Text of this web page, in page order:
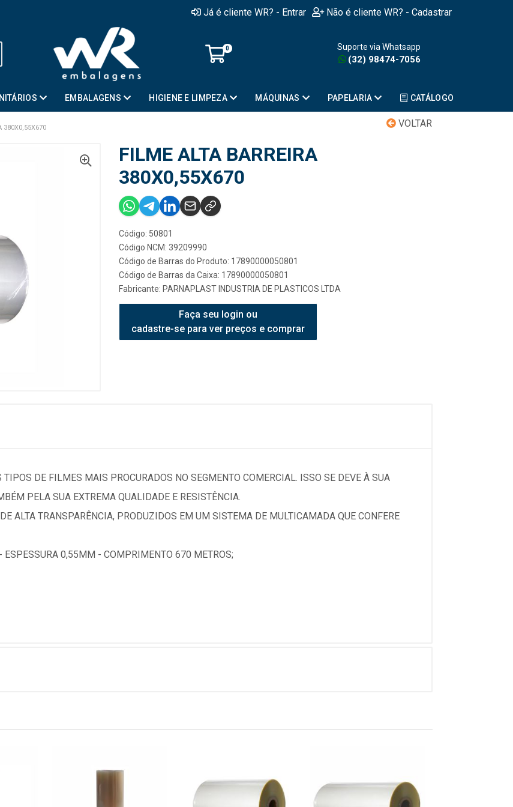
Já é cliente WR? - Entrar Não é cliente WR? - Cadastrar
0 Suporte via Whatsapp
(32) 98474-7056
EMBALAGENS HIGIENE E LIMPEZA MÁQUINAS PAPELARIA CATÁLOGO
VOLTAR
380X0,55X670
FILME ALTA BARREIRA
380X0,55X670
Código: 50801
Código NCM: 39209990
Código de Barras do Produto: 17890000050801
Código de Barras da Caixa: 17890000050801
Fabricante: PARNAPLAST INDUSTRIA DE PLASTICOS LTDA
Faça seu login ou
cadastre-se para ver preços e comprar
DE FILMES MAIS PROCURADOS NO SEGMENTO COMERCIAL. ISSO SE DEVE À SUA
PELA SUA EXTREMA QUALIDADE E RESISTÊNCIA.
ALTA TRANSPARÊNCIA, PRODUZIDOS EM UM SISTEMA DE MULTICAMADA QUE CONFERE
ESPESSURA 0,55MM - COMPRIMENTO 670 METROS;